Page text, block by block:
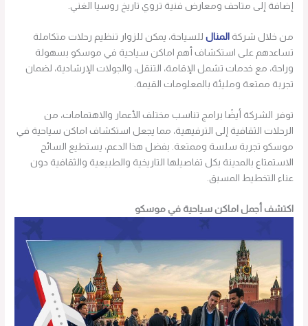
إضافة إلى متاحف ومعارض فنية تروي تاريخ روسيا الغني.
من خلال شركةالمنال للسياحة، يمكن للزوار تنظيم رحلات متكاملة
تساعدهم على استكشاف أهم اماكن سياحية في موسكو بسهولة
وراحة، مع خدمات تشمل الإقامة، التنقل، والجولات الإرشادية، لضمان
تجربة ممتعة ومليئة بالمعلومات القيمة.
توفر الشركة أيضًا برامج تناسب مختلف الأعمار والاهتمامات، من
الرحلات الثقافية إلى الترفيهية، مما يجعل استكشاف اماكن سياحية في
موسكو تجربة سلسة وممتعة. بفضل هذا الدعم، يستطيع السائح
الاستمتاع بالمدينة بكل تفاصيلها التاريخية والطبيعية والثقافية دون
عناء التخطيط المسبق.
اكتشف أجمل اماكن سياحية في موسكو